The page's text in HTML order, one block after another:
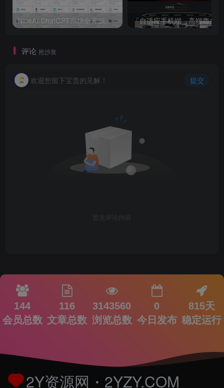
NineAi-ChatGPT系统全开源源码及基本搭建教程
评论 抢沙发
欢迎您留下宝贵的见解！ 提交
暂无评论内容
144
会员总数
116
文章总数
3143560
浏览总数
0
今日发布
815天
稳定运行
2Y资源网・2YZY.COM